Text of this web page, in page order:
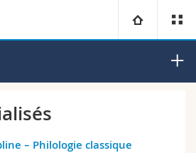
des
Département de philologie
– Philologie classique